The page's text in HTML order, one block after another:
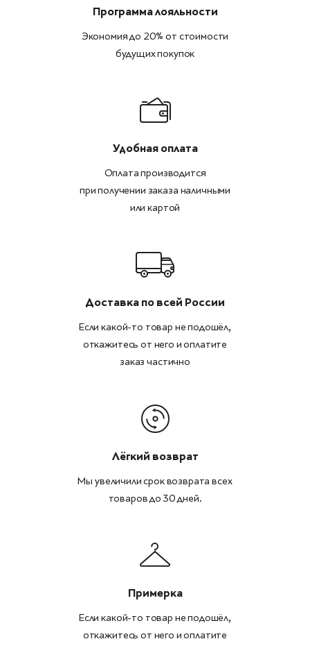
Программа лояльности
Экономия до 20% от стоимости
будущих покупок
Удобная оплата
Оплата производится
при получении заказа наличными
или картой
Доставка по всей России
Если какой-то товар не подошёл,
откажитесь от него и оплатите
заказ частично
Лёгкий возврат
Мы увеличили срок возврата всех
товаров до 30 дней.
Примерка
Если какой-то товар не подошёл,
откажитесь от него и оплатите